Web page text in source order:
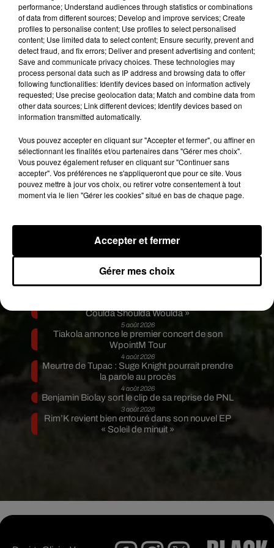
Publié : 15 février 2018 à 14h19 par Florence
Jaillet
immédiatement des mesures pour protéger les
populations. D'autant plus que la saison des
traitements des vignes reprend dans 2 mois.
En 2014, à Villeneuve-sur-Blaye, des enfants et
leur institutrice avaient été intoxiqués suite à une
pulvérisation de pesticides à quelques mètres de
l'école, alors que le vent s'était levé. Depuis, des
mesures ont été prises, notamment en ce qui
Fil actus
7 août 2026
Tayc et Didi B dévoilent le single le plus dansant
Franglish et Keblack dévoilent une session live
Coulda Shoulda Woulda »
5 août 2026
Tiakola annonce le premier concert de son
WpointM Tour
4 août 2026
Meurtre de Tupac : Suge Knight pourrait prendre
la parole au procès
4 août 2026
Benjamin Biolay sort le clip de sa reprise de PNL
3 août 2026
Rim’K revient bien entouré dans son nouvel EP
« Soleil de minuit »
performance; Understand audiences through statistics or combinations
of data from different sources; Develop and improve services; Create
profiles to personalise content; Use profiles to select personalised
content; Use limited data to select content; Ensure security, prevent and
detect fraud, and fix errors; Deliver and present advertising and content;
Save and communicate privacy choices. These technologies may
process personal data such as IP address and browsing data to offer
following functionalities: Identify devices based on information actively
requested; Use precise geolocation data; Match and combine data from
other data sources; Link different devices; Identify devices based on
information transmitted automatically.
Vous pouvez accepter en cliquant sur "Accepter et fermer", ou affiner en
sélectionnant les finalités et/ou partenaires dans "Gérer mes choix".
Vous pouvez également refuser en cliquant sur "Continuer sans
accepter". Vos préférences ne s'appliqueront que pour ce site. Vous
pouvez mettre à jour vos choix, ou retirer votre consentement à tout
moment via le lien "Gérer les cookies" situé en bas de chaque page.
Gérer mes choix
Accepter et fermer